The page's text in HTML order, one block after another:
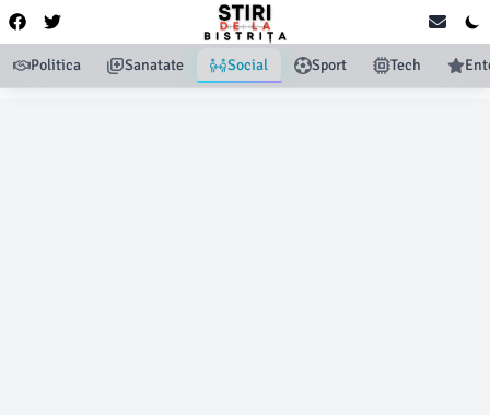
Politica Sanatate Social Sport Tech